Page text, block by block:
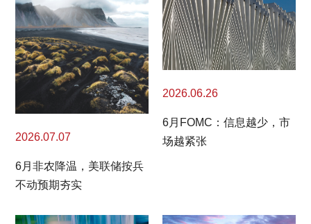
2026.07.07
6月非农降温，美联储按兵
不动预期夯实
2026.06.26
6月FOMC：信息越少，市
场越紧张